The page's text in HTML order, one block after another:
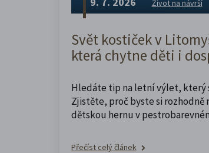
Život na návrší
Svět kostiček v
která chytne děti i
Hledáte tip na letní výlet, který
Zjistěte, proč byste si
dětskou hernu v
Přečíst celý článek